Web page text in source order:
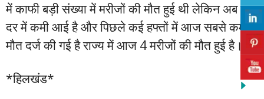
में काफी बड़ी संख्या में मरीजों की मौत हुई थी लेकिन अब मृत्यु
दर में कमी आई है और पिछले कई हफ्तों में आज सबसे कम
मौत दर्ज की गई है राज्य में आज 4 मरीजों की मौत हुई है।
*हिलखंड*